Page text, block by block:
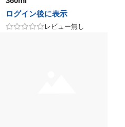
ログイン後に表示
レビュー無し